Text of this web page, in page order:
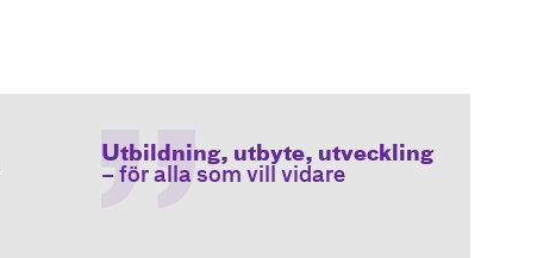
Utbildning, utbyte, utveckling
– för alla som vill vidare